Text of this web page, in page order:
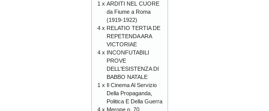
1 x ARDITI NEL CUORE
da Fiume a Roma
(1919-1922)
4 x RELATIO TERTIA DE
REPETENDA ARA
VICTORIAE
4 x INCONFUTABILI
PROVE
DELL'ESISTENZA DI
BABBO NATALE
1 x Il Cinema Al Servizio
Della Propaganda,
Politica E Della Guerra
4 x Merope n. 70